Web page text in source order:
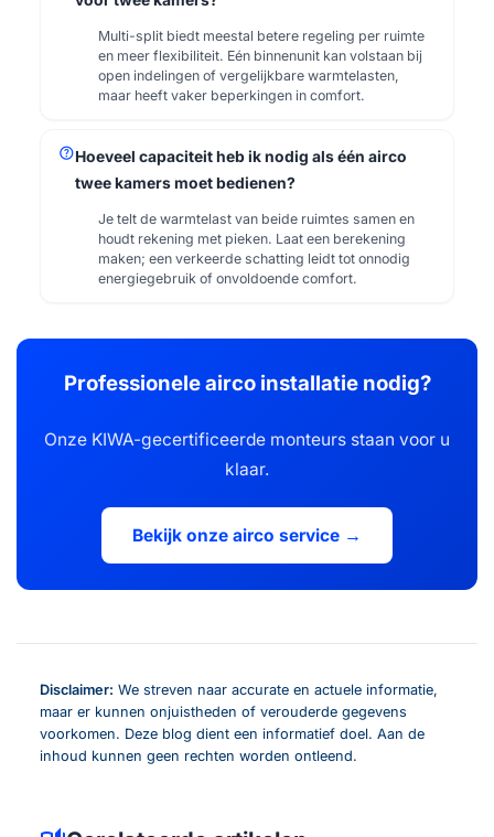
Multi-split biedt meestal betere regeling per ruimte
en meer flexibiliteit. Eén binnenunit kan volstaan bij
open indelingen of vergelijkbare warmtelasten,
maar heeft vaker beperkingen in comfort.
helpHoeveel capaciteit heb ik nodig als één airco
twee kamers moet bedienen?
Je telt de warmtelast van beide ruimtes samen en
houdt rekening met pieken. Laat een berekening
maken; een verkeerde schatting leidt tot onnodig
energiegebruik of onvoldoende comfort.
Professionele airco installatie nodig?
Onze KIWA-gecertificeerde monteurs staan voor u
klaar.
Bekijk onze airco service →
Disclaimer: We streven naar accurate en actuele informatie,
maar er kunnen onjuistheden of verouderde gegevens
voorkomen. Deze blog dient een informatief doel. Aan de
inhoud kunnen geen rechten worden ontleend.